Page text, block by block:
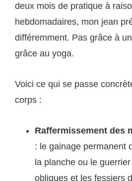
deux mois de pratique à
hebdomadaires, mon jean
différemment. Pas grâce à
grâce au yoga.
Voici ce qui se passe
corps :
Raffermissement des
: le gainage permanent
la planche ou le
obliques et les fessiers